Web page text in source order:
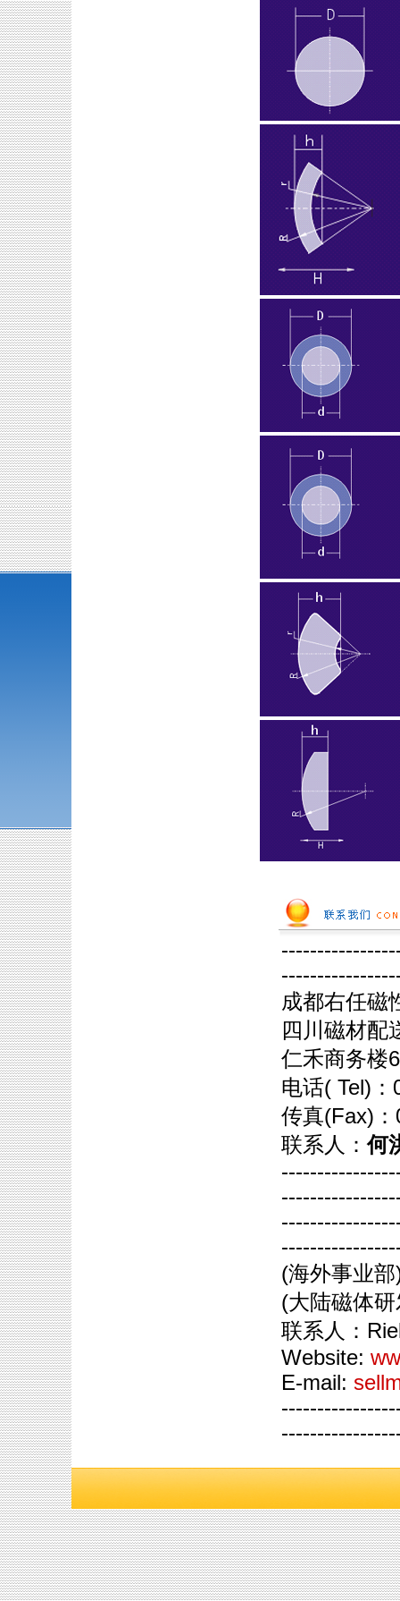
成都右任磁
四川磁材配
仁禾商务楼
电话( Tel)
传真(Fax)
联系人：何
(海外事业部
(大陆磁体
联系人：
Website:
E-mail: